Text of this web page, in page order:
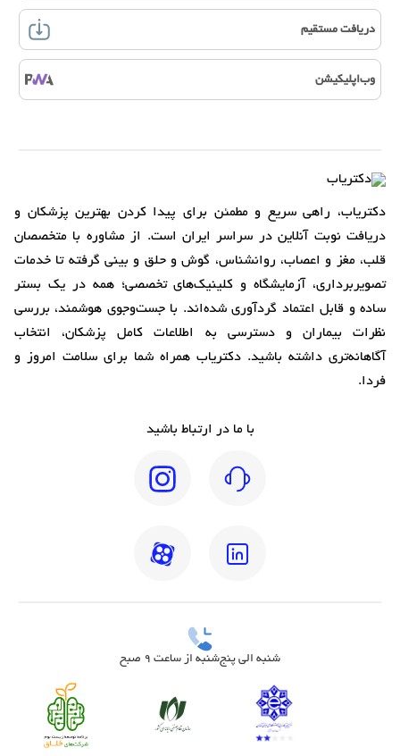
دریافت مستقیم
وب‌اپلیکیشن
دکتریاب، راهی سریع و مطمئن برای پیدا کردن بهترین پزشکان و
دریافت نوبت آنلاین در سراسر ایران است. از مشاوره با متخصصان
قلب، مغز و اعصاب، روانشناس، گوش و حلق و بینی گرفته تا خدمات
تصویربرداری، آزمایشگاه و کلینیک‌های تخصصی؛ همه در یک بستر
ساده و قابل اعتماد گردآوری شده‌اند. با جست‌وجوی هوشمند، بررسی
نظرات بیماران و دسترسی به اطلاعات کامل پزشکان، انتخاب
آگاهانه‌تری داشته باشید. دکتریاب همراه شما برای سلامت امروز و
فردا.
با ما در ارتباط باشید
شنبه الی پنج‌شنبه از ساعت 9 صبح